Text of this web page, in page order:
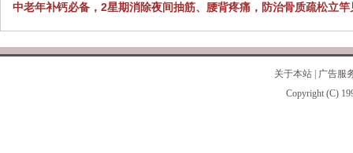
中老年补钙必备，2星期消除夜间抽筋、腰背疼痛，防治骨质疏松立竿
关于本站
广告服
Copyright (C)